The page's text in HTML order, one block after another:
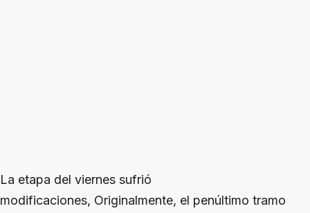
La etapa del viernes sufrió
modificaciones, Originalmente, el penúltimo tramo